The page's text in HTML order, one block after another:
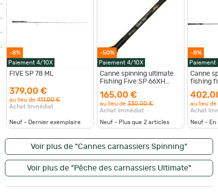
-8%
Paiement 4/10X
FIVE SP 78 ML
379,00 €
au lieu de 411,00 €
Achat Immédiat
Neuf - Dernier exemplaire
-50%
Paiement 4/10X
Canne spinning ultimate
Fishing Five SP 66XH
165,00 €
au lieu de 330,00 €
Achat Immédiat
Neuf - Plus que 2 articles
-8%
Paiement
Canne
fishing
au lieu de
Achat
Neuf - En
Voir plus de "Cannes carnassiers Spinning"
Voir plus de "Pêche des carnassiers Ultimate"